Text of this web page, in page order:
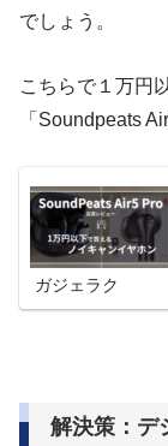
でしょう。
こちらで１万円
「Soundpeats
ガジェラク
解決策：デ